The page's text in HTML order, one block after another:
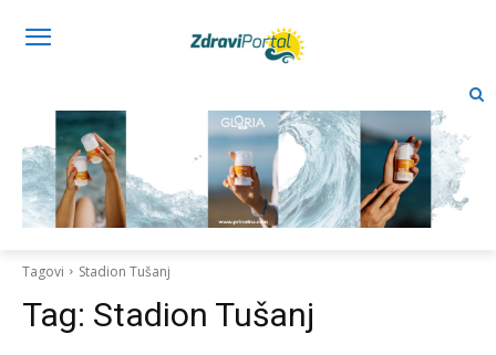
Tagovi Stadion Tušanj
Tag: Stadion Tušanj